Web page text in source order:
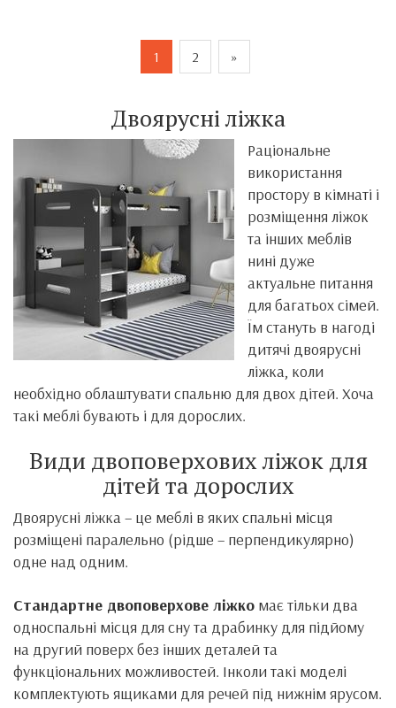
1 2 »
Двоярусні ліжка
Раціональне
використання
простору в кімнаті і
розміщення ліжок
та інших меблів
нині дуже
актуальне питання
для багатьох сімей.
Їм стануть в нагоді
дитячі двоярусні
ліжка, коли
необхідно облаштувати спальню для двох дітей. Хоча
такі меблі бувають і для дорослих.
Види двоповерхових ліжок для
дітей та дорослих
Двоярусні ліжка – це меблі в яких спальні місця
розміщені паралельно (рідше – перпендикулярно)
одне над одним.
Стандартне двоповерхове ліжко має тільки два
односпальні місця для сну та драбинку для підйому
на другий поверх без інших деталей та
функціональних можливостей. Інколи такі моделі
комплектують ящиками для речей під нижнім ярусом.